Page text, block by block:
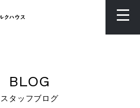
BLOG
スタッフブログ